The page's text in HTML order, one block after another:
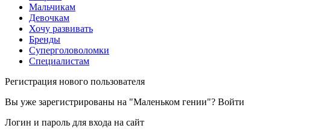
Мальчикам
Девочкам
Хочу развивать
Бренды
Суперголоволомки
Специалистам
Регистрация нового пользователя
Вы уже зарегистрированы на "Маленьком гении"? Войти
Логин и пароль для входа на сайт